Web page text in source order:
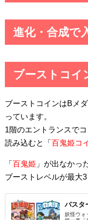
進化・合成で
ブーストコイ
ブーストコインはBメ
っています。
1階のエントランスで
読み込むと「 百鬼姫コ
「 百鬼姫 」が出なかっ
ブーストレベルが最大3
バスタ
妖怪ウォ